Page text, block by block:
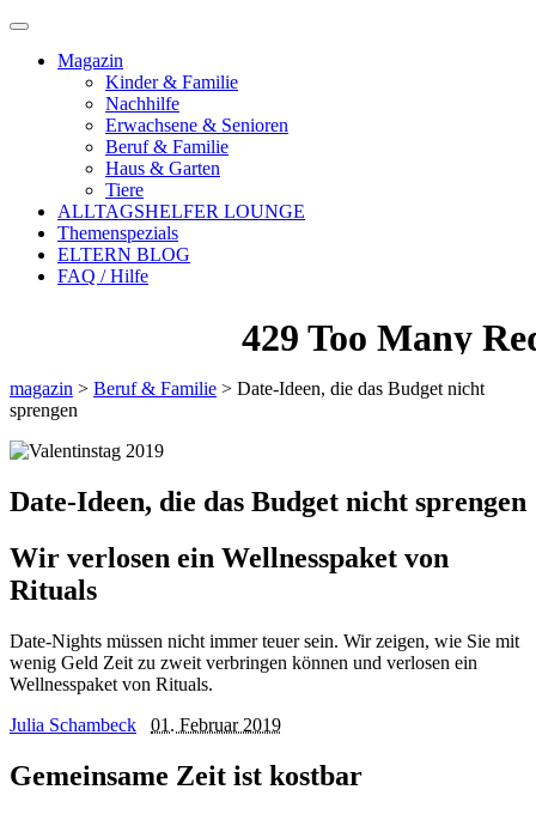
Magazin
Kinder & Familie
Nachhilfe
Erwachsene & Senioren
Beruf & Familie
Haus & Garten
Tiere
ALLTAGSHELFER LOUNGE
Themenspezials
ELTERN BLOG
FAQ / Hilfe
magazin > Beruf & Familie > Date-Ideen, die das Budget nicht
sprengen
Date-Ideen, die das Budget nicht sprengen
Wir verlosen ein Wellnesspaket von
Rituals
Date-Nights müssen nicht immer teuer sein. Wir zeigen, wie Sie mit
wenig Geld Zeit zu zweit verbringen können und verlosen ein
Wellnesspaket von Rituals.
Julia Schambeck
01. Februar 2019
Gemeinsame Zeit ist kostbar